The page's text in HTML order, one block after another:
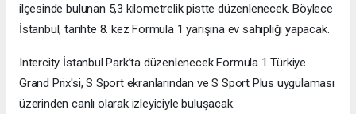
ilçesinde bulunan 5,3 kilometrelik pistte düzenlenecek. Böylece
İstanbul, tarihte 8. kez Formula 1 yarışına ev sahipliği yapacak.
Intercity İstanbul Park’ta düzenlenecek Formula 1 Türkiye
Grand Prix'si, S Sport ekranlarından ve S Sport Plus uygulaması
üzerinden canlı olarak izleyiciyle buluşacak.